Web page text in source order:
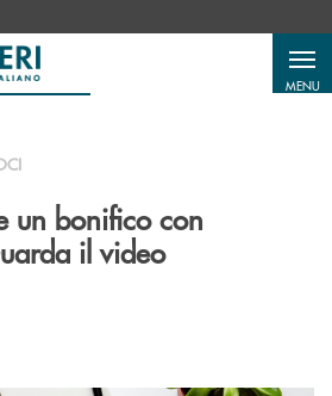
MENU
un bonifico con
il video